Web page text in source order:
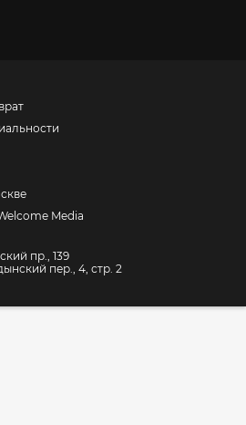
сайта \\\// Welcome Media
пр., 139
пер., 4, стр. 2